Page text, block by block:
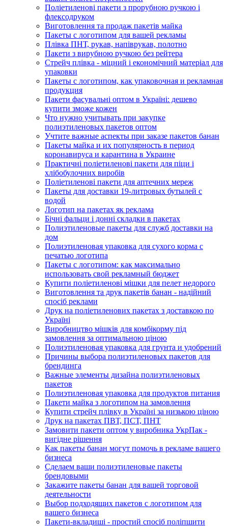
Поліетиленові пакети з прорубною ручкою і
флексодруком
Виготовлення та продаж пакетів майка
Пакеты с логотипом для вашей рекламы
Плівка ПНТ, рукав, напіврукав, полотно
Пакети з вирубною ручкою без рейтера
Стрейч плівка - міцний і економічний матеріал для
упаковки
Пакеты с логотипом, как упаковочная и рекламная
продукция
Пакети фасувальні оптом в Україні: дешево
купити зможе кожен
Что нужно учитывать при закупке
полиэтиленовых пакетов оптом
Учтите важные аспекты при заказе пакетов банан
Пакеты майка и их популярность в период
коронавируса и карантина в Украине
Практичні поліетиленові пакети для піци і
хлібобулочних виробів
Поліетиленові пакети для аптечних мереж
Пакеты для доставки 19-литровых бутылей с
водой
Логотип на пакетах як реклама
Бічні фальци і донні складки в пакетах
Полиэтиленовые пакеты для служб доставки на
дом
Полиэтиленовая упаковка для сухого корма с
печатью логотипа
Пакеты с логотипом: как максимально
использовать свой рекламный бюджет
Купити поліетиленові мішки для пелет недорого
Виготовлення та друк пакетів банан - надійний
спосіб реклами
Друк на поліетиленових пакетах з доставкою по
Україні
Виробництво мішків для комбікорму під
замовлення за оптимальною ціною
Полиэтиленовая упаковка для грунта и удобрений
Причины выбора полиэтиленовых пакетов для
брендинга
Важные элементы дизайна полиэтиленовых
пакетов
Полиэтиленовая упаковка для продуктов питания
Пакети майка з логотипом на замовлення
Купити стрейч плівку в Україні за низькою ціною
Друк на пакетах ПВТ, ПСТ, ПНТ
Замовити пакети оптом у виробника УкрПак -
вигідне рішення
Как пакеты банан могут помочь в рекламе вашего
бизнеса
Сделаем ваши полиэтиленовые пакеты
брендовыми
Закажите пакеты банан для вашей торговой
деятельности
Выбор подходящих пакетов с логотипом для
вашего бизнеса
Пакети-вкладиші - простий спосіб поліпшити